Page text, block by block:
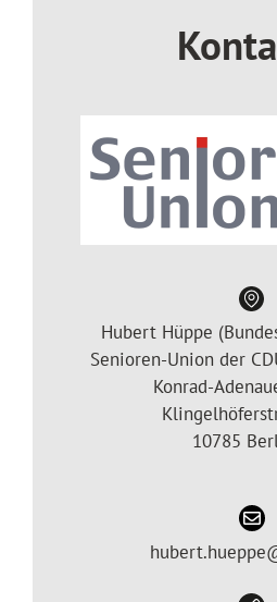
Hubert Hüppe
Senioren-Union der
Konrad-
10785